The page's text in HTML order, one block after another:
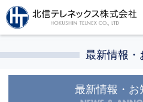
最新情報・
最新情報・お